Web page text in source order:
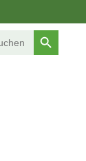
Search Button